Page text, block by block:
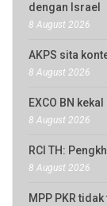
dengan Israel
8 August 2026
AKPS sita
8 August 2026
EXCO BN
8 August 2026
RCI TH:
8 August 2026
MPP PKR